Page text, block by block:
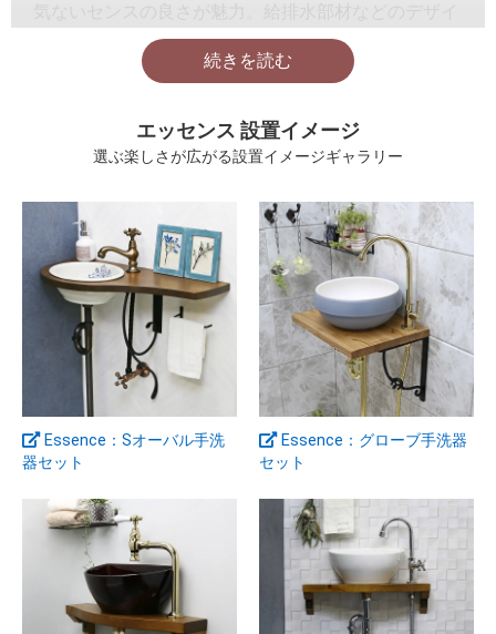
ンも独自性が高く、こだわりの洗面所や手洗い場のイ
メージにぴったりの商品が揃っています。日本生まれ
く、日本人が持つ感覚や感性に深く響いてきます。
イブキクラフトの製品は、細部のディテールに強いこ
やありふれたフォルムの洗面ボウルにほんの少しアレ
ンジを加えることで、オンリーワンのデザインに仕上
げています。また商品によってテイストや路線を変
え、カントリー風、北欧風、和モダン、昭和レト
ロ…、抜群のセンスと時代に合わせた感性で、小さな
お子様から大人まで幅広い層を魅了し続けています。
水栓とボウルとの組み合わせ、必要な設置部材などご
相談承ります。お気軽にお問い合わせください。
>> お問い合わせフォームはこちら
エッセンス 設置イメージ
選ぶ楽しさが広がる設置イメージギャラリー
Essence：Sオーバル手洗
器セット
Essence：グローブ手洗器
セット